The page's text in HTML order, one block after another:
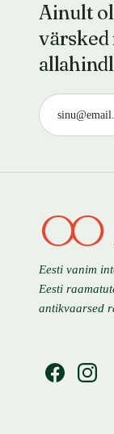
Ainult
värsked
Eesti vanim
Eesti
antikvaarsed